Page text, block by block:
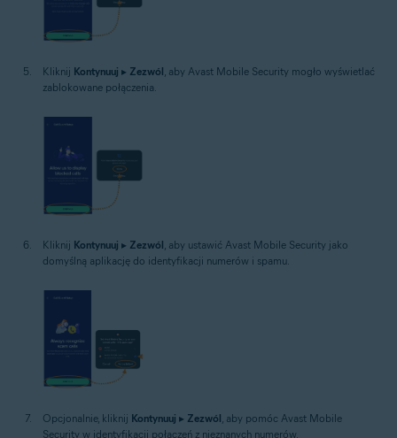
Kliknij Kontynuuj ▸ Zezwól, aby Avast Mobile Security mogło wyświetlać
zablokowane połączenia.
Kliknij Kontynuuj ▸ Zezwól, aby ustawić Avast Mobile Security jako
domyślną aplikację do identyfikacji numerów i spamu.
Opcjonalnie, kliknij Kontynuuj ▸ Zezwól, aby pomóc Avast Mobile
Security w identyfikacji połączeń z nieznanych numerów.